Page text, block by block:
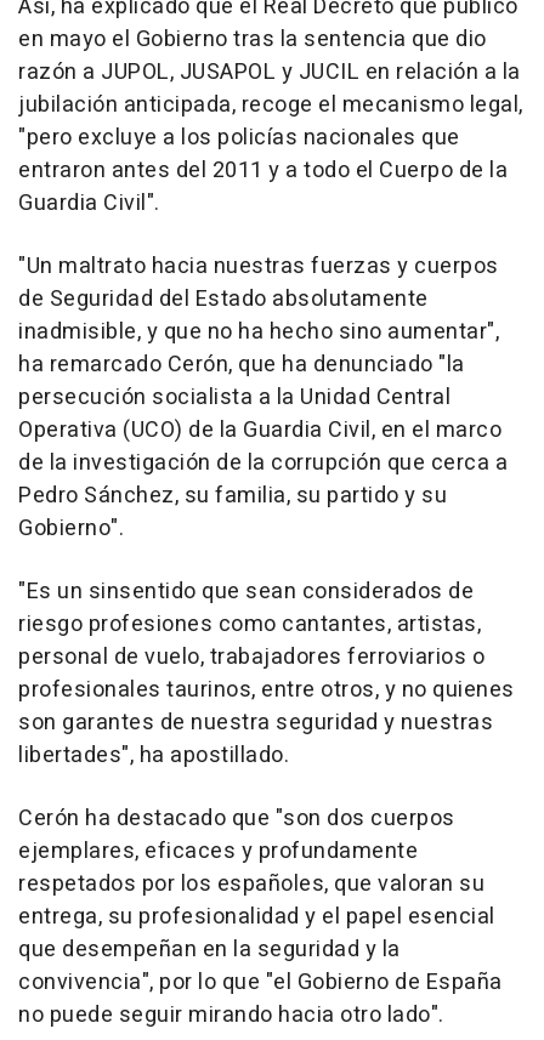
Así, ha explicado que el Real Decreto que publicó
en mayo el Gobierno tras la sentencia que dio
razón a JUPOL, JUSAPOL y JUCIL en relación a la
jubilación anticipada, recoge el mecanismo legal,
"pero excluye a los policías nacionales que
entraron antes del 2011 y a todo el Cuerpo de la
Guardia Civil".
"Un maltrato hacia nuestras fuerzas y cuerpos
de Seguridad del Estado absolutamente
inadmisible, y que no ha hecho sino aumentar",
ha remarcado Cerón, que ha denunciado "la
persecución socialista a la Unidad Central
Operativa (UCO) de la Guardia Civil, en el marco
de la investigación de la corrupción que cerca a
Pedro Sánchez, su familia, su partido y su
Gobierno".
"Es un sinsentido que sean considerados de
riesgo profesiones como cantantes, artistas,
personal de vuelo, trabajadores ferroviarios o
profesionales taurinos, entre otros, y no quienes
son garantes de nuestra seguridad y nuestras
libertades", ha apostillado.
Cerón ha destacado que "son dos cuerpos
ejemplares, eficaces y profundamente
respetados por los españoles, que valoran su
entrega, su profesionalidad y el papel esencial
que desempeñan en la seguridad y la
convivencia", por lo que "el Gobierno de España
no puede seguir mirando hacia otro lado".